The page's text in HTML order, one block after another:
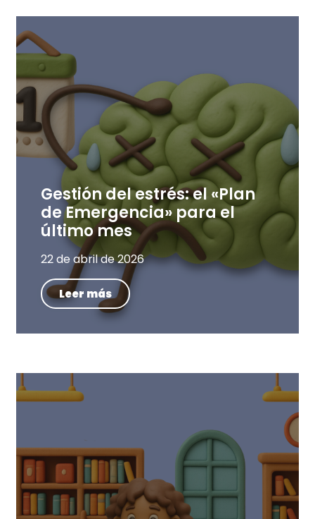
Gestión del estrés: el «Plan
de Emergencia» para el
último mes
22 de abril de 2026
Leer más